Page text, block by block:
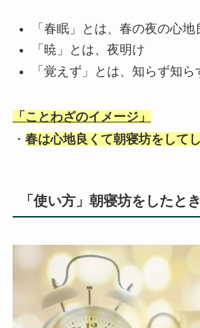
「春眠」とは、春の夜の心地
「暁」とは、夜明け
「覚えず」とは、知らず知ら
「ことわざのイメージ」
・ 春は心地良くて朝寝坊をして
「使い方」朝寝坊をしたとき